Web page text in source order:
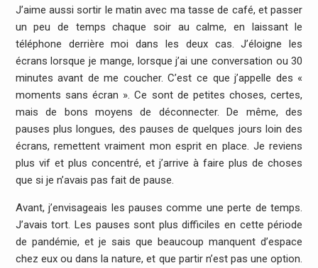
J’aime aussi sortir le matin avec ma tasse de café, et passer
un peu de temps chaque soir au calme, en laissant le
téléphone derrière moi dans les deux cas. J’éloigne les
écrans lorsque je mange, lorsque j’ai une conversation ou 30
minutes avant de me coucher. C’est ce que j’appelle des «
moments sans écran ». Ce sont de petites choses, certes,
mais de bons moyens de déconnecter. De même, des
pauses plus longues, des pauses de quelques jours loin des
écrans, remettent vraiment mon esprit en place. Je reviens
plus vif et plus concentré, et j’arrive à faire plus de choses
que si je n’avais pas fait de pause.
Avant, j’envisageais les pauses comme une perte de temps.
J’avais tort. Les pauses sont plus difficiles en cette période
de pandémie, et je sais que beaucoup manquent d’espace
chez eux ou dans la nature, et que partir n’est pas une option.